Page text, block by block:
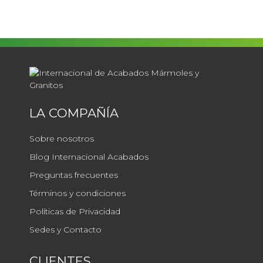
LA COMPAÑÍA
Sobre nosotros
Blog Internacional Acabados
Preguntas frecuentes
Términos y condiciones
Políticas de Privacidad
Sedes y Contacto